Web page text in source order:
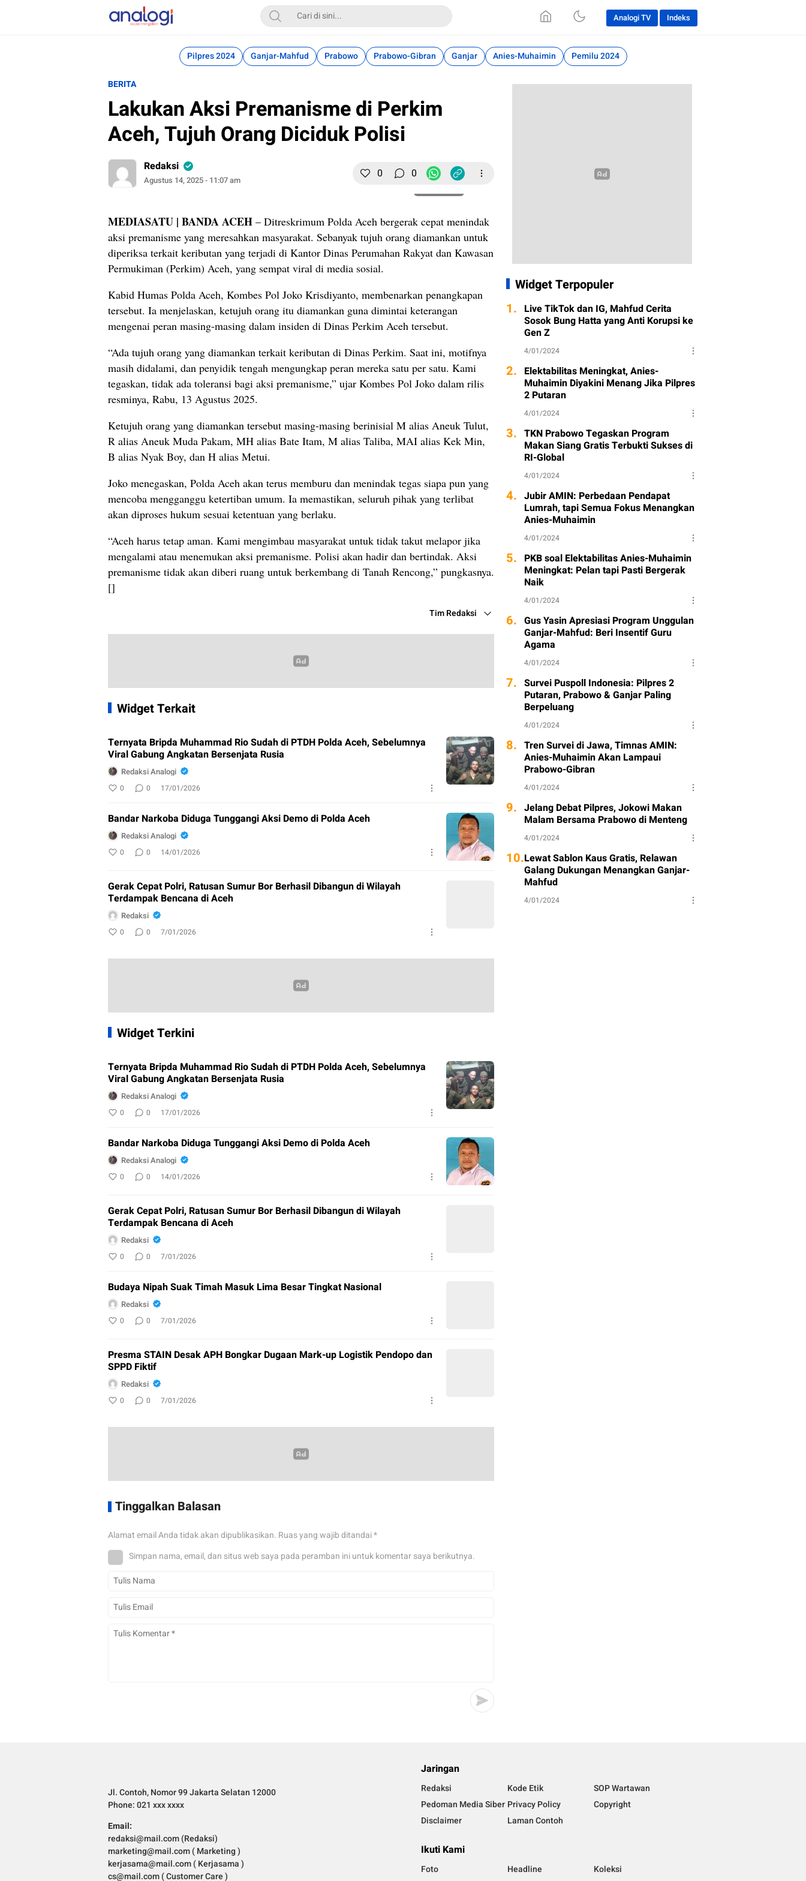
Analogi
Akurat Mengabari
Analogi TV Indeks
Pilpres 2024 Ganjar-Mahfud Prabowo Prabowo-Gibran Ganjar Anies-Muhaimin Pemilu 2024
BERITA
Lakukan Aksi Premanisme di Perkim
Aceh, Tujuh Orang Diciduk Polisi
Redaksi
Agustus 14, 2025 - 11:07 am 0 0
MEDIASATU | BANDA ACEH – Ditreskrimum Polda Aceh bergerak cepat menindak
aksi premanisme yang meresahkan masyarakat. Sebanyak tujuh orang diamankan untuk
diperiksa terkait keributan yang terjadi di Kantor Dinas Perumahan Rakyat dan Kawasan
Permukiman (Perkim) Aceh, yang sempat viral di media sosial.
Kabid Humas Polda Aceh, Kombes Pol Joko Krisdiyanto, membenarkan penangkapan
tersebut. Ia menjelaskan, ketujuh orang itu diamankan guna dimintai keterangan
mengenai peran masing-masing dalam insiden di Dinas Perkim Aceh tersebut.
“Ada tujuh orang yang diamankan terkait keributan di Dinas Perkim. Saat ini, motifnya
masih didalami, dan penyidik tengah mengungkap peran mereka satu per satu. Kami
tegaskan, tidak ada toleransi bagi aksi premanisme,” ujar Kombes Pol Joko dalam rilis
resminya, Rabu, 13 Agustus 2025.
Ketujuh orang yang diamankan tersebut masing-masing berinisial M alias Aneuk Tulut,
R alias Aneuk Muda Pakam, MH alias Bate Itam, M alias Taliba, MAI alias Kek Min,
B alias Nyak Boy, dan H alias Metui.
Joko menegaskan, Polda Aceh akan terus memburu dan menindak tegas siapa pun yang
mencoba mengganggu ketertiban umum. Ia memastikan, seluruh pihak yang terlibat
akan diproses hukum sesuai ketentuan yang berlaku.
“Aceh harus tetap aman. Kami mengimbau masyarakat untuk tidak takut melapor jika
mengalami atau menemukan aksi premanisme. Polisi akan hadir dan bertindak. Aksi
premanisme tidak akan diberi ruang untuk berkembang di Tanah Rencong,” pungkasnya.
[]
Tim Redaksi
Widget Terkait
Ternyata Bripda Muhammad Rio Sudah di PTDH Polda Aceh, Sebelumnya
Viral Gabung Angkatan Bersenjata Rusia
Redaksi Analogi
0 0 17/01/2026
Bandar Narkoba Diduga Tunggangi Aksi Demo di Polda Aceh
Redaksi Analogi
0 0 14/01/2026
Gerak Cepat Polri, Ratusan Sumur Bor Berhasil Dibangun di Wilayah
Terdampak Bencana di Aceh
Redaksi
0 0 7/01/2026
Widget Terkini
Ternyata Bripda Muhammad Rio Sudah di PTDH Polda Aceh, Sebelumnya
Viral Gabung Angkatan Bersenjata Rusia
Redaksi Analogi
0 0 17/01/2026
Bandar Narkoba Diduga Tunggangi Aksi Demo di Polda Aceh
Redaksi Analogi
0 0 14/01/2026
Gerak Cepat Polri, Ratusan Sumur Bor Berhasil Dibangun di Wilayah
Terdampak Bencana di Aceh
Redaksi
0 0 7/01/2026
Budaya Nipah Suak Timah Masuk Lima Besar Tingkat Nasional
Redaksi
0 0 7/01/2026
Presma STAIN Desak APH Bongkar Dugaan Mark-up Logistik Pendopo dan
SPPD Fiktif
Redaksi
0 0 7/01/2026
Tinggalkan Balasan
Alamat email Anda tidak akan dipublikasikan. Ruas yang wajib ditandai*
Simpan nama, email, dan situs web saya pada peramban ini untuk komentar saya berikutnya.
Widget Terpopuler
1. Live TikTok dan IG, Mahfud Cerita
Sosok Bung Hatta yang Anti Korupsi ke
Gen Z
4/01/2024
2. Elektabilitas Meningkat, Anies-
Muhaimin Diyakini Menang Jika Pilpres
2 Putaran
4/01/2024
3. TKN Prabowo Tegaskan Program
Makan Siang Gratis Terbukti Sukses di
RI-Global
4/01/2024
4. Jubir AMIN: Perbedaan Pendapat
Lumrah, tapi Semua Fokus Menangkan
Anies-Muhaimin
4/01/2024
5. PKB soal Elektabilitas Anies-Muhaimin
Meningkat: Pelan tapi Pasti Bergerak
Naik
4/01/2024
6. Gus Yasin Apresiasi Program Unggulan
Ganjar-Mahfud: Beri Insentif Guru
Agama
4/01/2024
7. Survei Puspoll Indonesia: Pilpres 2
Putaran, Prabowo & Ganjar Paling
Berpeluang
4/01/2024
8. Tren Survei di Jawa, Timnas AMIN:
Anies-Muhaimin Akan Lampaui
Prabowo-Gibran
4/01/2024
9. Jelang Debat Pilpres, Jokowi Makan
Malam Bersama Prabowo di Menteng
4/01/2024
10.Lewat Sablon Kaus Gratis, Relawan
Galang Dukungan Menangkan Ganjar-
Mahfud
4/01/2024
Jl. Contoh, Nomor 99 Jakarta Selatan 12000
Phone: 021 xxx xxxx
Email:
redaksi@mail.com (Redaksi)
marketing@mail.com ( Marketing )
kerjasama@mail.com ( Kerjasama )
cs@mail.com ( Customer Care )
Jaringan
Redaksi Kode Etik
SOP Wartawan
Pedoman Media Siber Privacy Policy
Copyright
Disclaimer
Laman Contoh
Ikuti Kami
Foto Headline
Koleksi